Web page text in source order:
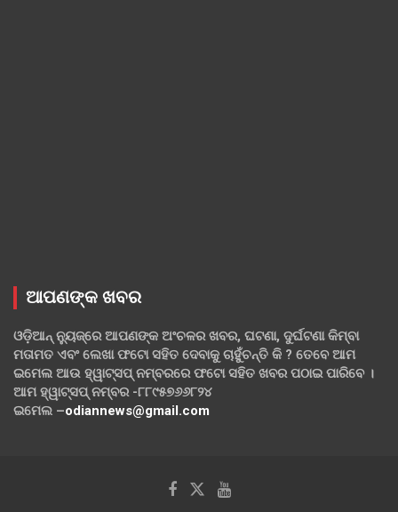
ଆପଣଙ୍କ ଖବର
ଓଡ଼ିଆନ୍ ନ୍ୟୁଜ୍‌ରେ ଆପଣଙ୍କ ଅଂଚଳର ଖବର, ଘଟଣା, ଦୁର୍ଘଟଣା କିମ୍ବା
ମତାମତ ଏବଂ ଲେଖା ଫଟୋ ସହିତ ଦେବାକୁ ଚାହୁଁଚନ୍ତି କି ? ତେବେ ଆମ
ଇମେଲ ଆଉ ହ୍ୱାଟ୍‌ସପ୍ ନମ୍ବରରେ ଫଟୋ ସହିତ ଖବର ପଠାଇ ପାରିବେ ।
ଆମ ହ୍ୱାଟ୍‌ସପ୍ ନମ୍ବର -୮୮୯୫୭୬୬୮୨୪
ଇମେଲ –odiannews@gmail.com